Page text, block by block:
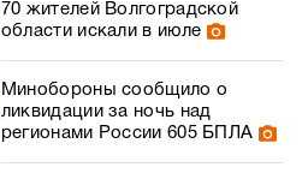
70 жителей Волгоградской
области искали в июле
Минобороны сообщило о
ликвидации за ночь над
регионами России 605 БПЛА